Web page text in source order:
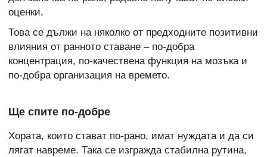
оценки.
Това се дължи на няколко от предходните позитивни
влияния от ранното ставане – по-добра
концентрация, по-качествена функция на мозъка и
по-добра организация на времето.
Ще спите по-добре
Хората, които стават по-рано, имат нуждата и да си
лягат навреме. Така се изгражда стабилна рутина,